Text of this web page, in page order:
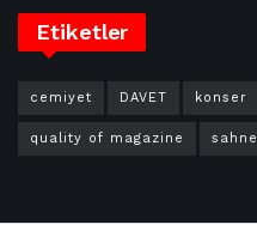
Etiketler
cemiyet DAVET konser
quality of magazine sahne